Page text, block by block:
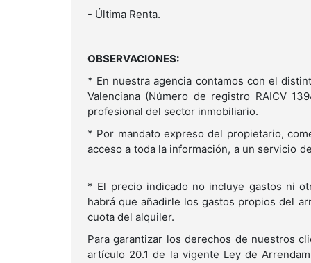
- Última Renta.
OBSERVACIONES:
* En nuestra agencia contamos con el
Valenciana (Número de registro RAICV
profesional del sector inmobiliario.
* Por mandato expreso del propietario,
acceso a toda la información, a un servicio
* El precio indicado no incluye gastos ni
habrá que añadirle los gastos propios del
cuota del alquiler.
Para garantizar los derechos de nuestros
artículo 20.1 de la vigente Ley de